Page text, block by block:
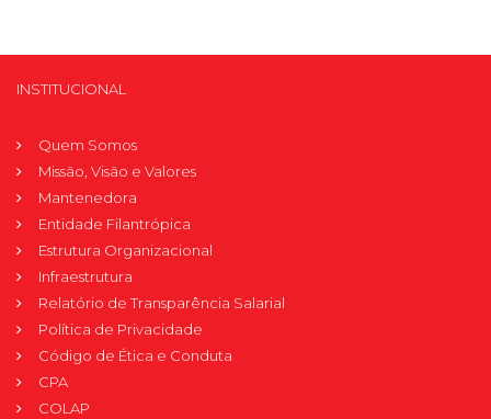
INSTITUCIONAL
Quem Somos
Missão, Visão e Valores
Mantenedora
Entidade Filantrópica
Estrutura Organizacional
Infraestrutura
Relatório de Transparência Salarial
Política de Privacidade
Código de Ética e Conduta
CPA
COLAP